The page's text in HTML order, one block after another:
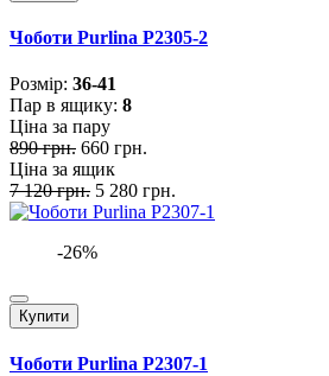
Чоботи Purlina P2305-2
Розмiр: 36-41
Пар в ящику: 8
Ціна за пару
890 грн. 660 грн.
Ціна за ящик
7 120 грн. 5 280 грн.
-26%
Купити
Чоботи Purlina P2307-1